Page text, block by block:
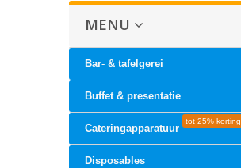
MENU
Bar- & tafelgerei
Buffet & presentatie
Cateringapparatuur
tot 25% korting
Disposables